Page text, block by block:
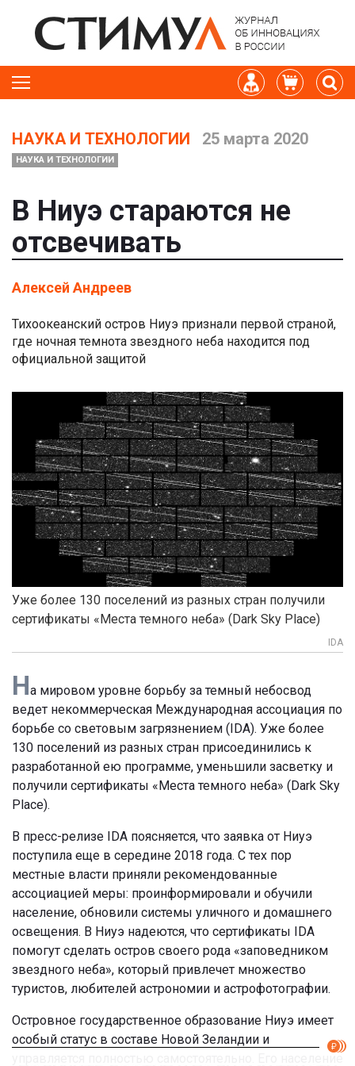
НАУКА И ТЕХНОЛОГИИ 25 марта 2020
НАУКА И ТЕХНОЛОГИИ
В Ниуэ стараются не
отсвечивать
Алексей Андреев
Тихоокеанский остров Ниуэ признали первой страной,
где ночная темнота звездного неба находится под
официальной защитой
Уже более 130 поселений из разных стран получили
сертификаты «Места темного неба» (Dark Sky Place)
IDA
На мировом уровне борьбу за темный небосвод
ведет некоммерческая Международная ассоциация по
борьбе со световым загрязнением (IDA). Уже более
130 поселений из разных стран присоединились к
разработанной ею программе, уменьшили засветку и
получили сертификаты «Места темного неба» (Dark Sky
Place).
В пресс-релизе IDA поясняется, что заявка от Ниуэ
поступила еще в середине 2018 года. С тех пор
местные власти приняли рекомендованные
ассоциацией меры: проинформировали и обучили
население, обновили системы уличного и домашнего
освещения. В Ниуэ надеются, что сертификаты IDA
помогут сделать остров своего рода «заповедником
звездного неба», который привлечет множество
туристов, любителей астрономии и астрофотографии.
Островное государственное образование Ниуэ имеет
особый статус в составе Новой Зеландии и